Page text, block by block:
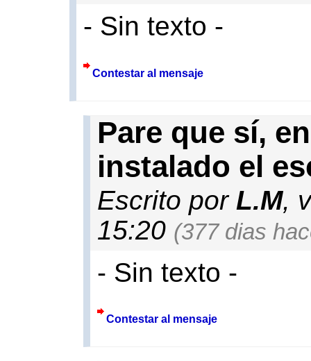
- Sin texto -
Contestar al mensaje
Pare que sí,
instalado el
Escrito por L.M,
15:20 (377 dias
- Sin texto -
Contestar al mensaje